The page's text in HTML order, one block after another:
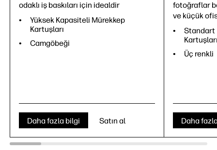
odaklı iş baskıları için idealdir
Yüksek Kapasiteli Mürekkep
Kartuşları
Camgöbeği
Daha fazla bilgi Satın al
fotoğraflar
ve küçük
Standart
Üç renkli
Daha